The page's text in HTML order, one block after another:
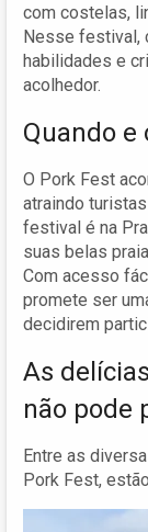
com costelas,
Nesse festival,
habilidades e
acolhedor.
Quando e
O Pork Fest
atraindo
festival é na
suas belas
Com acesso
promete ser
decidirem
As
não pode
Entre as
Pork Fest,